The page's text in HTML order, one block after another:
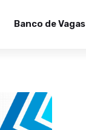
Banco de Vagas